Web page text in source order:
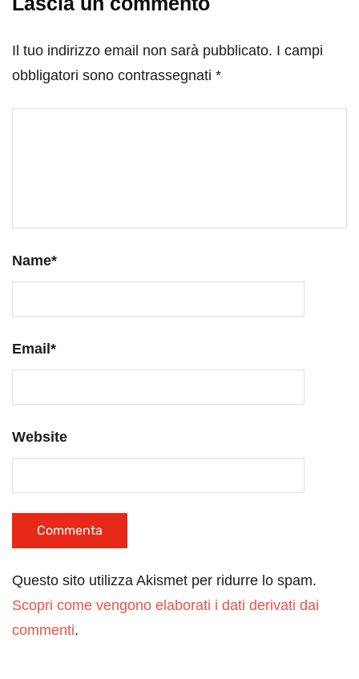
Il tuo indirizzo email non sarà pubblicato. I campi
obbligatori sono contrassegnati *
Name*
Email *
Website
Questo sito utilizza Akismet per ridurre lo spam.
Scopri come vengono elaborati i dati derivati dai
commenti.